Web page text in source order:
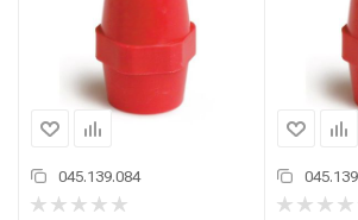
045.139.084